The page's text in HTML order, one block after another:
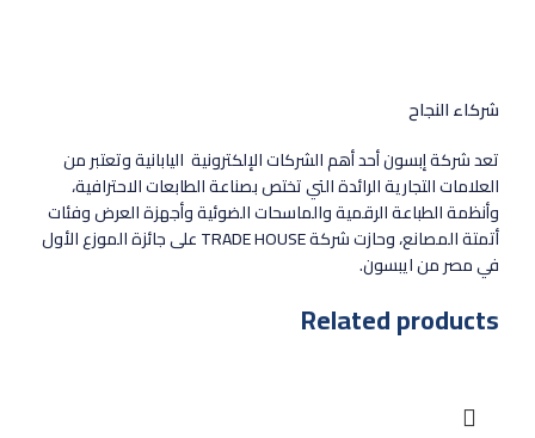
شركاء النجاح
تعد شركة إبسون أحد أهم الشركات الإلكترونية اليابانية وتعتبر من
العلامات التجارية الرائدة التي تختص بصناعة الطابعات الاحترافية،
وأنظمة الطباعة الرقمية والماسحات الضوئية وأجهزة العرض وفئات
أتمتة المصانع، وحازت شركة TRADE HOUSE على جائزة الموزع الأول
في مصر من ايبسون.
Related products